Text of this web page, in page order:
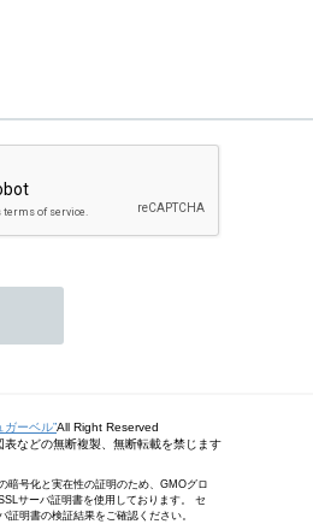
ガーベル”All Right Reserved
などの無断複製、無断転載を禁じます
暗号化と実在性の証明のため、GMOグロ
サーバ証明書を使用しております。 セ
証明書の検証結果をご確認ください。